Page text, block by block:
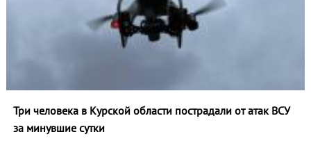
Три человека в Курской области пострадали от атак ВСУ
за минувшие сутки